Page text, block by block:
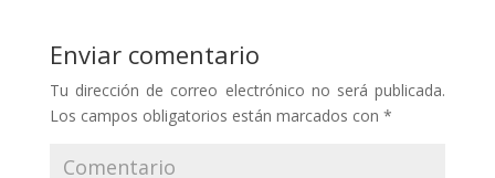
Enviar comentario
Tu dirección de correo electrónico no será publicada.
Los campos obligatorios están marcados con *